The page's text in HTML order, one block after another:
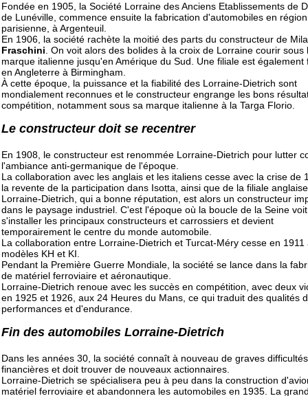
Fondée en 1905, la Société Lorraine des Anciens Etablissements de
de Lunéville, commence ensuite la fabrication d'automobiles en région
parisienne, à Argenteuil.
En 1906, la société rachète la moitié des parts du constructeur de
Fraschini. On voit alors des bolides à la croix de Lorraine courir sous
marque italienne jusqu'en Amérique du Sud. Une filiale est également
en Angleterre à Birmingham.
À cette époque, la puissance et la fiabilité des Lorraine-Dietrich sont
mondialement reconnues et le constructeur engrange les bons
compétition, notamment sous sa marque italienne à la Targa Florio.
Le constructeur doit se recentrer
En 1908, le constructeur est renommée Lorraine-Dietrich pour lutter
l'ambiance anti-germanique de l'époque.
La collaboration avec les anglais et les italiens cesse avec la crise de
la revente de la participation dans Isotta, ainsi que de la filiale
Lorraine-Dietrich, qui a bonne réputation, est alors un constructeur
dans le paysage industriel. C'est l'époque où la boucle de la Seine voit
s'installer les principaux constructeurs et carrossiers et devient
temporairement le centre du monde automobile.
La collaboration entre Lorraine-Dietrich et Turcat-Méry cesse en 1911
modèles KH et KI.
Pendant la Première Guerre Mondiale, la société se lance dans la
de matériel ferroviaire et aéronautique.
Lorraine-Dietrich renoue avec les succès en compétition, avec deux
en 1925 et 1926, aux 24 Heures du Mans, ce qui traduit des qualités
performances et d'endurance.
Fin des automobiles Lorraine-Dietrich
Dans les années 30, la société connaît à nouveau de graves difficultés
financières et doit trouver de nouveaux actionnaires.
Lorraine-Dietrich se spécialisera peu à peu dans la construction
matériel ferroviaire et abandonnera les automobiles en 1935. La